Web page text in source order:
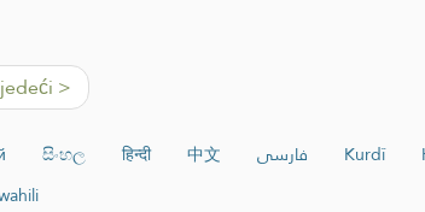
>
සිංහල हिन्दी 中文 فارسی Kurdî